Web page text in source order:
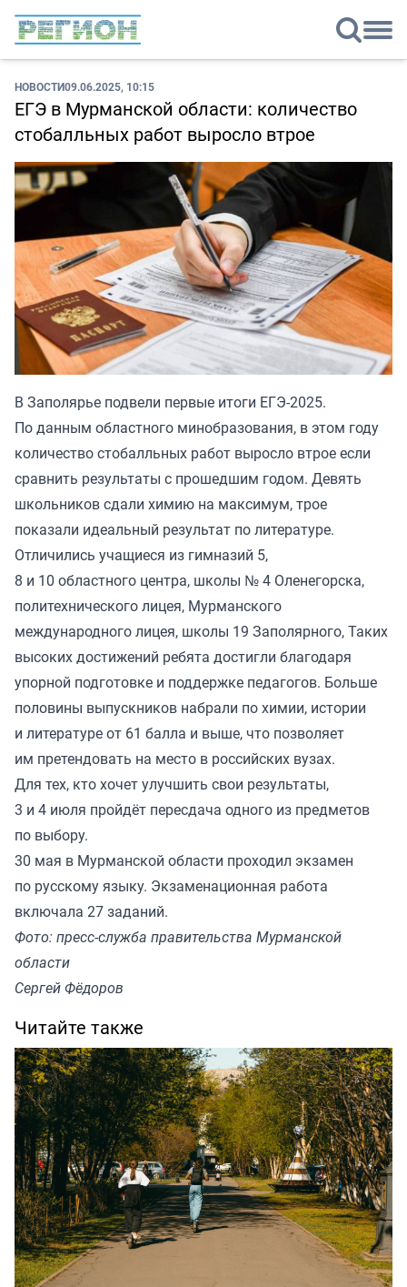
НОВОСТИ09.06.2025, 10:15
ЕГЭ в Мурманской области: количество
стобалльных работ выросло втрое
В Заполярье подвели первые итоги ЕГЭ-2025.
По данным областного минобразования, в этом году
количество стобалльных работ выросло втрое если
сравнить результаты с прошедшим годом. Девять
школьников сдали химию на максимум, трое
показали идеальный результат по литературе.
Отличились учащиеся из гимназий 5,
8 и 10 областного центра, школы № 4 Оленегорска,
политехнического лицея, Мурманского
международного лицея, школы 19 Заполярного, Таких
высоких достижений ребята достигли благодаря
упорной подготовке и поддержке педагогов. Больше
половины выпускников набрали по химии, истории
и литературе от 61 балла и выше, что позволяет
им претендовать на место в российских вузах.
Для тех, кто хочет улучшить свои результаты,
3 и 4 июля пройдёт пересдача одного из предметов
по выбору.
30 мая в Мурманской области проходил экзамен
по русскому языку. Экзаменационная работа
включала 27 заданий.
Фото: пресс-служба правительства Мурманской
области
Сергей Фёдоров
Читайте также